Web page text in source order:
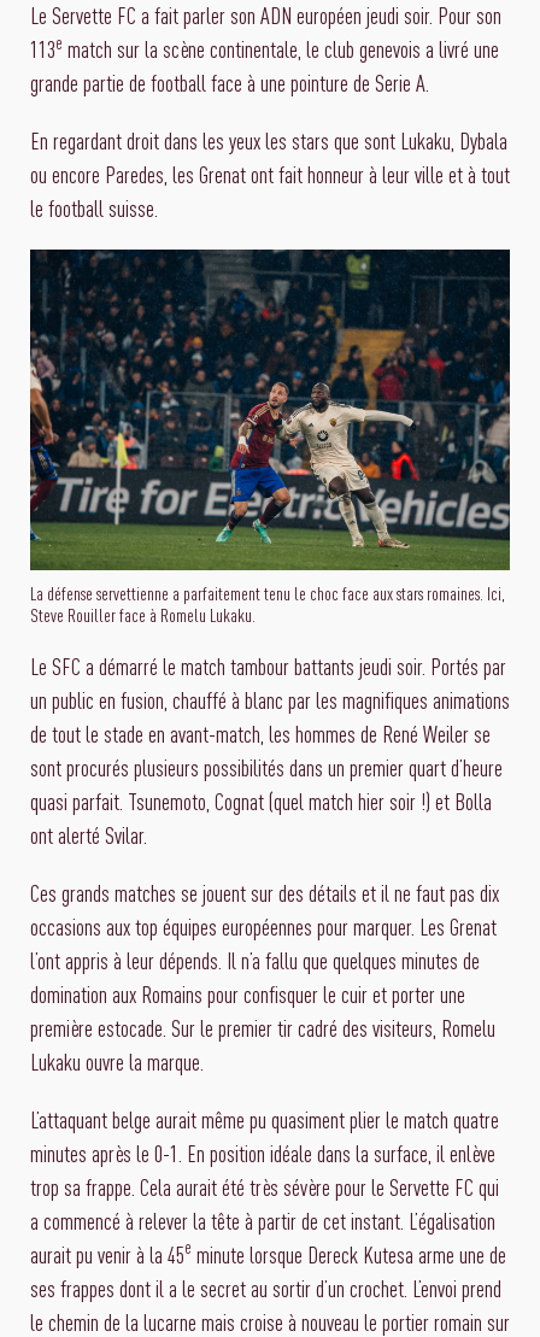
Le Servette FC a fait parler son ADN européen jeudi soir. Pour son
113e match sur la scène continentale, le club genevois a livré une
grande partie de football face à une pointure de Serie A.
En regardant droit dans les yeux les stars que sont Lukaku, Dybala
ou encore Paredes, les Grenat ont fait honneur à leur ville et à tout
le football suisse.
La défense servettienne a parfaitement tenu le choc face aux stars romaines. Ici,
Steve Rouiller face à Romelu Lukaku.
Le SFC a démarré le match tambour battants jeudi soir. Portés par
un public en fusion, chauffé à blanc par les magnifiques animations
de tout le stade en avant-match, les hommes de René Weiler se
sont procurés plusieurs possibilités dans un premier quart d’heure
quasi parfait. Tsunemoto, Cognat (quel match hier soir !) et Bolla
ont alerté Svilar.
Ces grands matches se jouent sur des détails et il ne faut pas dix
occasions aux top équipes européennes pour marquer. Les Grenat
l’ont appris à leur dépends. Il n’a fallu que quelques minutes de
domination aux Romains pour confisquer le cuir et porter une
première estocade. Sur le premier tir cadré des visiteurs, Romelu
Lukaku ouvre la marque.
L’attaquant belge aurait même pu quasiment plier le match quatre
minutes après le 0-1. En position idéale dans la surface, il enlève
trop sa frappe. Cela aurait été très sévère pour le Servette FC qui
a commencé à relever la tête à partir de cet instant. L’égalisation
aurait pu venir à la 45e minute lorsque Dereck Kutesa arme une de
ses frappes dont il a le secret au sortir d’un crochet. L’envoi prend
le chemin de la lucarne mais croise à nouveau le portier romain sur